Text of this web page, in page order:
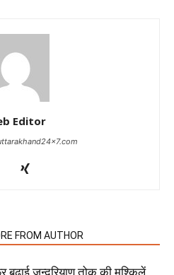
Editor
FROM AUTHOR
बढ़ाई जन्दरियाण तोक की मुश्किलें,